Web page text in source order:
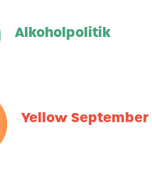
Alkoholpolitik
Yellow September